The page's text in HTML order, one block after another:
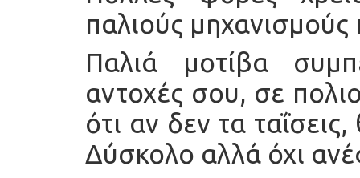
παλιούς
Παλιά μοτίβα
αντοχές σου, σε
ότι αν δεν τα
Δύσκολο αλλά όχι